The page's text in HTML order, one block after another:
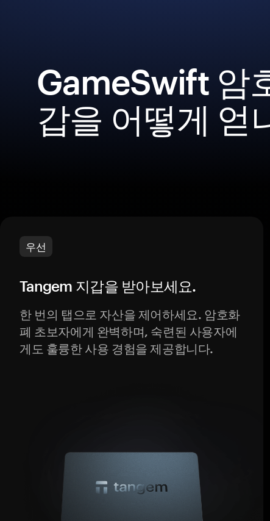
GameSwift 암
갑을 어떻게 얻
우선
Tangem 지갑을 받아보세요.
한 번의 탭으로 자산을 제어하세요. 암호화
폐 초보자에게 완벽하며, 숙련된 사용자에
게도 훌륭한 사용 경험을 제공합니다.